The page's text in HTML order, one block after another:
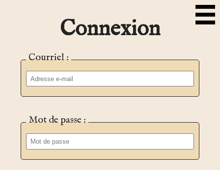
Connexion
Courriel :
Mot de passe :